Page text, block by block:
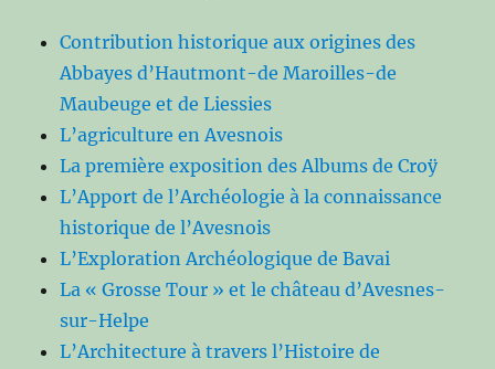
Contribution historique aux origines des
Abbayes d’Hautmont-de Maroilles-de
Maubeuge et de Liessies
L’agriculture en Avesnois
La première exposition des Albums de Croÿ
L’Apport de l’Archéologie à la connaissance
historique de l’Avesnois
L’Exploration Archéologique de Bavai
La « Grosse Tour » et le château d’Avesnes-
sur-Helpe
L’Architecture à travers l’Histoire de